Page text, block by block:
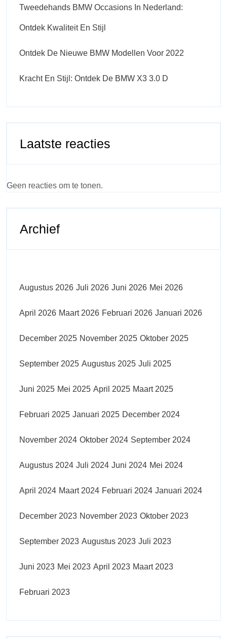
Tweedehands BMW Occasions In Nederland:
Ontdek Kwaliteit En Stijl
Ontdek De Nieuwe BMW Modellen Voor 2022
Kracht En Stijl: Ontdek De BMW X3 3.0 D
Laatste reacties
Geen reacties om te tonen.
Archief
Augustus 2026 Juli 2026 Juni 2026 Mei 2026
April 2026 Maart 2026 Februari 2026 Januari 2026
December 2025 November 2025 Oktober 2025
September 2025 Augustus 2025 Juli 2025
Juni 2025 Mei 2025 April 2025 Maart 2025
Februari 2025 Januari 2025 December 2024
November 2024 Oktober 2024 September 2024
Augustus 2024 Juli 2024 Juni 2024 Mei 2024
April 2024 Maart 2024 Februari 2024 Januari 2024
December 2023 November 2023 Oktober 2023
September 2023 Augustus 2023 Juli 2023
Juni 2023 Mei 2023 April 2023 Maart 2023
Februari 2023